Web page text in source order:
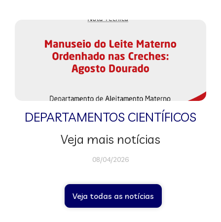
DEPARTAMENTOS CIENTÍFICOS
Veja mais notícias
08/04/2026
Veja todas as notícias